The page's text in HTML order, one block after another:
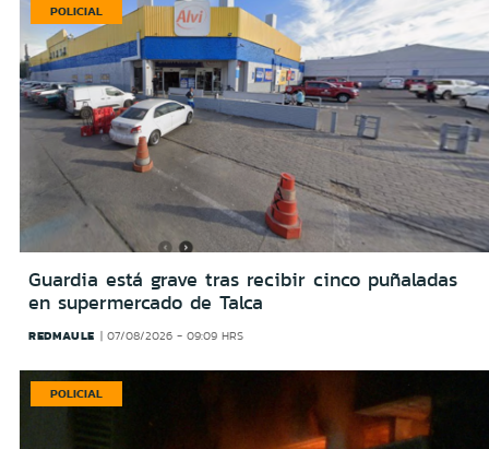
POLICIAL
Guardia está grave tras recibir cinco puñaladas
en supermercado de Talca
REDMAULE 07/08/2026 - 09:09 HRS
POLICIAL